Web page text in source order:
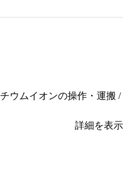
ウムイオンの操作・運搬 /
詳細を表示